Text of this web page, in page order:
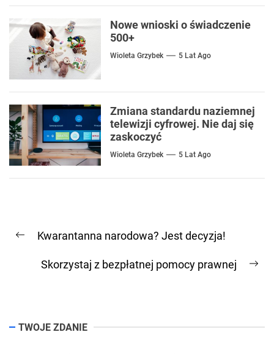
Nowe wnioski o świadczenie
500+
Wioleta Grzybek 5 Lat Ago
Zmiana standardu naziemnej
telewizji cyfrowej. Nie daj się
zaskoczyć
Wioleta Grzybek 5 Lat Ago
wpisu
Previous
Kwarantanna narodowa? Jest decyzja!
Skorzystaj z bezpłatnej pomocy prawnej
TWOJE ZDANIE